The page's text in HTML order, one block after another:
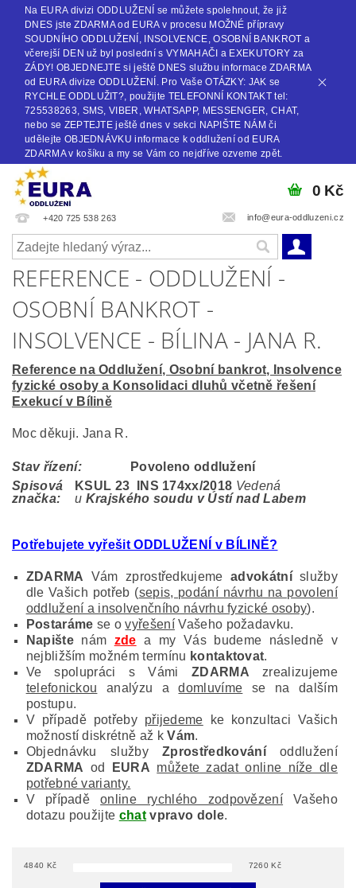
Na EURA divizi ODDLUŽENÍ se můžete spolehnout, že již
DNES jste ZDARMA od EURA v procesu MOŽNÉ přípravy
SOUDNÍHO ODDLUŽENÍ, INSOLVENCE, OSOBNÍ BANKROT a
včerejší DEN už byl poslední s VYMAHAČI a EXEKUTORY za
ZÁDY! OBJEDNEJTE si ještě DNES službu informace ZDARMA
od EURA divize ODDLUŽENÍ. Pro Vaše OTÁZKY: JAK se
RYCHLE ODDLUŽIT?, použijte TELEFONNÍ KONTAKT tel:
725538263, SMS, VIBER, WHATSAPP, MESSENGER, CHAT,
nebo se ZEPTEJTE ještě dnes v sekci NAPIŠTE NÁM či
udělejte OBJEDNÁVKU informace k oddlužení od EURA
ZDARMA v košíku a my se Vám co nejdříve ozveme zpět.
+420 725 538 263 info@eura-oddluzeni.cz
0 Kč
REFERENCE - ODDLUŽENÍ -
OSOBNÍ BANKROT -
INSOLVENCE - BÍLINA - JANA R.
Reference na Oddlužení, Osobní bankrot, Insolvence
fyzické osoby a Konsolidaci dluhů včetně řešení
Exekucí v Bílině
Moc děkuji. Jana R.
Stav řízení:
Povoleno oddlužení
Spisová
značka:
KSUL 23 INS 174xx/2018 Vedená
u Krajského soudu v Ústí nad Labem
Potřebujete vyřešit ODDLUŽENÍ v BÍLINĚ?
ZDARMA Vám zprostředkujeme advokátníslužby
dle Vašich potřeb (sepis, podání návrhu na povolení
oddlužení a insolvenčního návrhu fyzické osoby).
Postaráme se ovyřešeníVašeho požadavku.
Napištenám zde a my Vás budeme následně v
nejbližším možném termínu kontaktovat.
Ve spolupráci s Vámi ZDARMA zrealizujeme
telefonickou analýzu adomluvíme se na dalším
postupu.
V případě potřeby přijedeme ke konzultaci Vašich
možností diskrétně až kVám.
Objednávku služby
Zprostředkováníoddlužení
ZDARMA od EURA můžete zadat online níže dle
potřebné varianty.
V případěonline rychlého zodpovězení Vašeho
dotazu použijte chatvpravo dole.
4840 Kč 7260 Kč